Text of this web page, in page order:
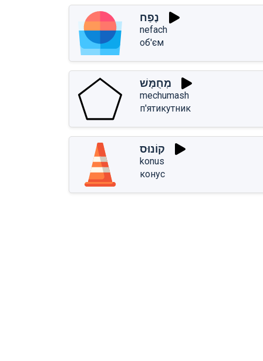
נֶפַח
nefach
об'єм
מְחֻמָּשׁ
mechumash
п'ятикутник
קוֹנוּס
konus
конус